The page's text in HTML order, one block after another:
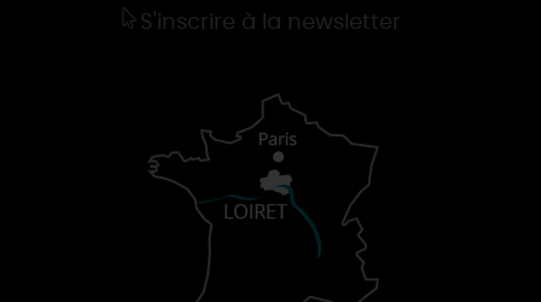
S'inscrire à la newsletter